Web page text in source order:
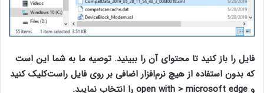
فایل‌ را باز کنید تا محتوای آن را ببینید. توصیه ما به شما این است
که بدون استفاده از هیچ نرم‌افزار اضافی بر روی فایل راست‌کلیک کنید
و open with > microsoft edge را انتخاب نمایید.